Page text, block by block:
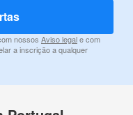
nossos Aviso legale com
a inscrição a qualquer